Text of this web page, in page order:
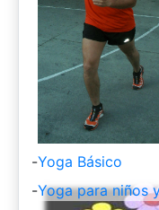
-Yoga Básico
-Yoga para niños